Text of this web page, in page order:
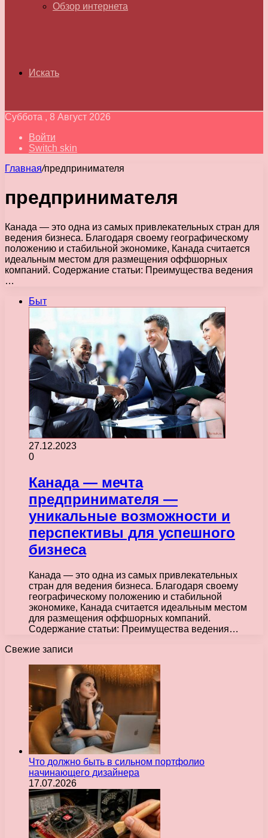
Обзор интернета
Искать
Суббота , 8 Август 2026
Войти
Switch skin
Главная/предпринимателя
предпринимателя
Канада — это одна из самых привлекательных стран для
ведения бизнеса. Благодаря своему географическому
положению и стабильной экономике, Канада считается
идеальным местом для размещения оффшорных
компаний. Содержание статьи: Преимущества ведения
…
Быт
27.12.2023
0
Канада — мечта
предпринимателя —
уникальные возможности и
перспективы для успешного
бизнеса
Канада — это одна из самых привлекательных
стран для ведения бизнеса. Благодаря своему
географическому положению и стабильной
экономике, Канада считается идеальным местом
для размещения оффшорных компаний.
Содержание статьи: Преимущества ведения…
Свежие записи
Что должно быть в сильном портфолио
начинающего дизайнера
17.07.2026